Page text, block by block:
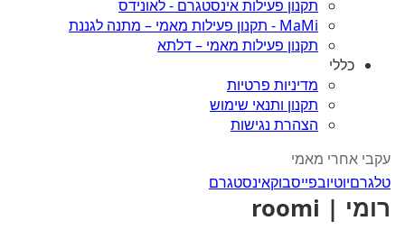
תקנון פעילות אינסטגרם - לאונידס
MaMi - תקנון פעילות מאמי – מתנה לגננת
תקנון פעילות מאמי – דלתא
כללי
מדיניות פרטיות
תקנון ותנאי שימוש
הצהרת נגישות
עקבי אחרי מאמי
טלגרםיוטיובפייסבוקאינסטגרם
רומי | roomi